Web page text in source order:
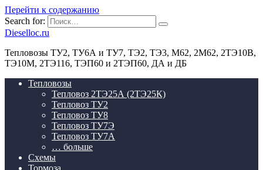
Перейти к содержанию
Search for:
Dieselloc.ru
Тепловозы ТУ2, ТУ6А и ТУ7, ТЭ2, ТЭ3, М62, 2М62, 2ТЭ10В,
ТЭ10М, 2ТЭ116, ТЭП60 и 2ТЭП60, ДА и ДБ
Тепловозы
Тепловоз 2ТЭ25А (2ТЭ25К)
Тепловоз ТУ2
Тепловоз ТУ8
Тепловоз ТУ7Э
Тепловоз ТУ7А
… больше
Схемы
Тормоза